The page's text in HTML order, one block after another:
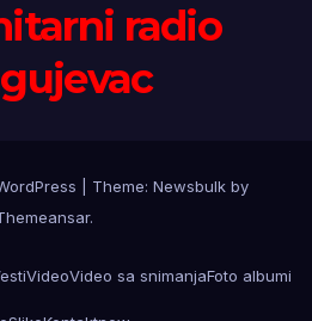
radio
Theme: Newsbulk by
.
VideoVideo sa snimanjaFoto albumi